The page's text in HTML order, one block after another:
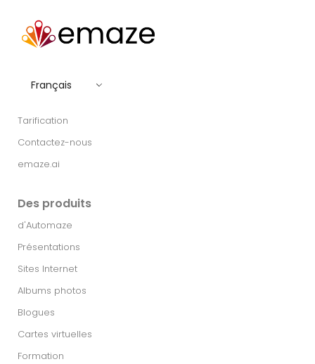
Français
Tarification
Contactez-nous
emaze.ai
Des produits
d'Automaze
Présentations
Sites Internet
Albums photos
Blogues
Cartes virtuelles
Formation